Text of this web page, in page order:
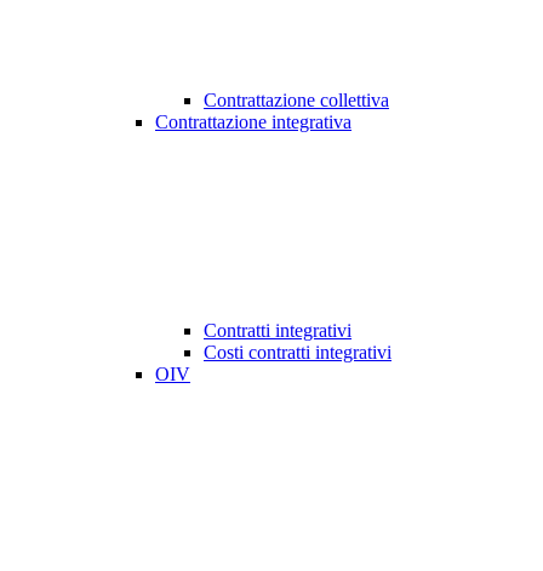
Contrattazione collettiva
Contrattazione integrativa
Contratti integrativi
Costi contratti integrativi
OIV